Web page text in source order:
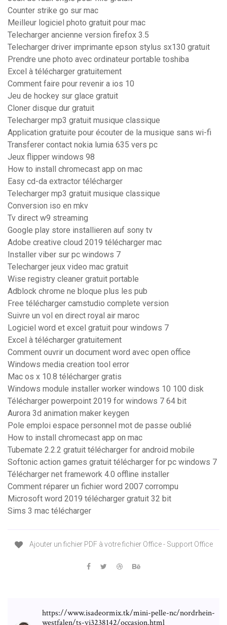
Counter strike go sur mac
Meilleur logiciel photo gratuit pour mac
Telecharger ancienne version firefox 3.5
Telecharger driver imprimante epson stylus sx130 gratuit
Prendre une photo avec ordinateur portable toshiba
Excel à télécharger gratuitement
Comment faire pour revenir a ios 10
Jeu de hockey sur glace gratuit
Cloner disque dur gratuit
Telecharger mp3 gratuit musique classique
Application gratuite pour écouter de la musique sans wi-fi
Transferer contact nokia lumia 635 vers pc
Jeux flipper windows 98
How to install chromecast app on mac
Easy cd-da extractor télécharger
Telecharger mp3 gratuit musique classique
Conversion iso en mkv
Tv direct w9 streaming
Google play store installieren auf sony tv
Adobe creative cloud 2019 télécharger mac
Installer viber sur pc windows 7
Telecharger jeux video mac gratuit
Wise registry cleaner gratuit portable
Adblock chrome ne bloque plus les pub
Free télécharger camstudio complete version
Suivre un vol en direct royal air maroc
Logiciel word et excel gratuit pour windows 7
Excel à télécharger gratuitement
Comment ouvrir un document word avec open office
Windows media creation tool error
Mac os x 10.8 télécharger gratis
Windows module installer worker windows 10 100 disk
Télécharger powerpoint 2019 for windows 7 64 bit
Aurora 3d animation maker keygen
Pole emploi espace personnel mot de passe oublié
How to install chromecast app on mac
Tubemate 2.2.2 gratuit télécharger for android mobile
Softonic action games gratuit télécharger for pc windows 7
Télécharger net framework 4.0 offline installer
Comment réparer un fichier word 2007 corrompu
Microsoft word 2019 télécharger gratuit 32 bit
Sims 3 mac télécharger
Ajouter un fichier PDF à votre fichier Office - Support Office
https://www.isadeormix.tk/mini-pelle-nc/nordrhein-
westfalen/ts-vi3238142/occasion.html